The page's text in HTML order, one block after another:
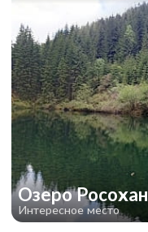
Озеро Росохан
Интересное место